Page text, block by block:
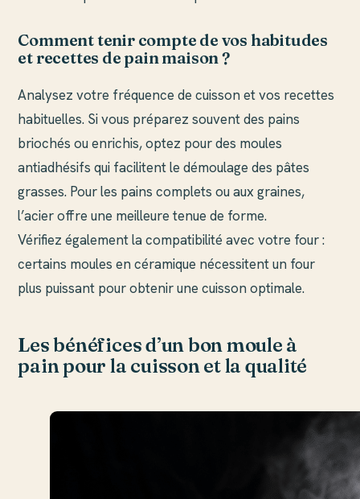
Comment tenir compte de vos habitudes
et recettes de pain maison ?
Analysez votre fréquence de cuisson et vos recettes
habituelles. Si vous préparez souvent des pains
briochés ou enrichis, optez pour des moules
antiadhésifs qui facilitent le démoulage des pâtes
grasses. Pour les pains complets ou aux graines,
l’acier offre une meilleure tenue de forme.
Vérifiez également la compatibilité avec votre four :
certains moules en céramique nécessitent un four
plus puissant pour obtenir une cuisson optimale.
Les bénéfices d’un bon moule à
pain pour la cuisson et la qualité